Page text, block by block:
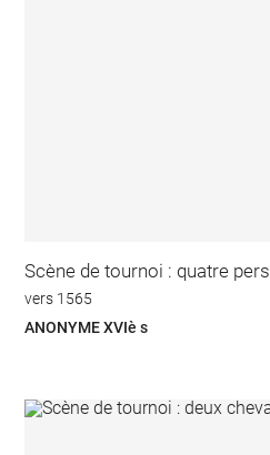
Scène de tournoi : quatre
vers 1565
ANONYME XVIè s